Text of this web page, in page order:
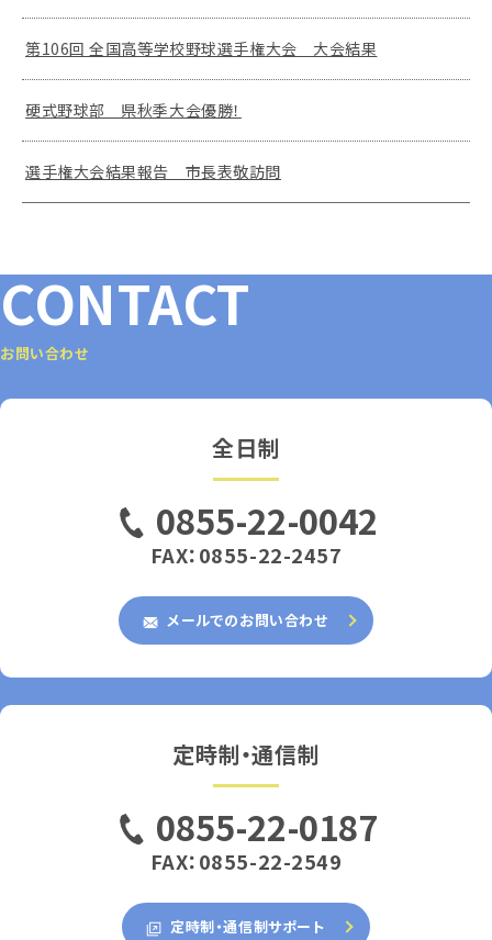
第106回 全国高等学校野球選手権大会 大会結果
硬式野球部 県秋季大会優勝！
選手権大会結果報告 市長表敬訪問
CONTACT
お問い合わせ
全日制
0855-22-0042
FAX：0855-22-2457
メールでのお問い合わせ
定時制・通信制
0855-22-0187
FAX：0855-22-2549
定時制・通信制サポート